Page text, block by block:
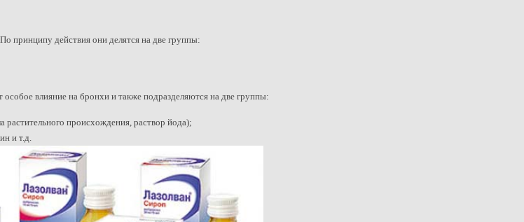
принципу действия они делятся на две группы:
влияние на бронхи и также подразделяются на две группы:
происхождения, раствор йода);
и т.д.